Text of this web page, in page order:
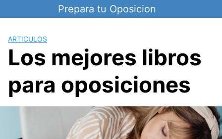
al
Prepara tu Oposicion
ARTICULOS
Los mejores libros
para oposiciones